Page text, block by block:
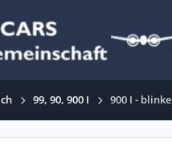
99, 90, 900 I 900 I -